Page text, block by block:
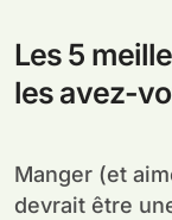
Les 5
les avez-
Manger (et aimer) la nourriture malaisienne
devrait être